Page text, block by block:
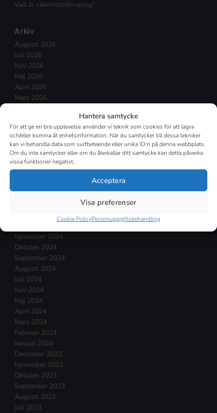
Hantera samtycke
För att ge en bra upplevelse använder vi teknik som cookies för att lagra
och/eller komma åt enhetsinformation. När du samtycker till dessa tekniker
kan vi behandla data som surfbeteende eller unika ID:n på denna webbplats.
Om du inte samtycker eller om du återkallar ditt samtycke kan detta påverka
vissa funktioner negativt.
Acceptera
Visa preferenser
Cookie PolicyPersonuppgiftsbehandling
Vad är säkerhetsförvaring?
Arkiv
Augusti 2026
Juli 2026
Juni 2026
Maj 2026
April 2026
Mars 2026
December 2025
November 2025
Oktober 2025
September 2025
Mars 2025
November 2024
Oktober 2024
September 2024
Augusti 2024
Juli 2024
Juni 2024
Maj 2024
April 2024
Mars 2024
Februari 2024
Januari 2024
December 2023
November 2023
Oktober 2023
September 2023
Augusti 2023
Juli 2023